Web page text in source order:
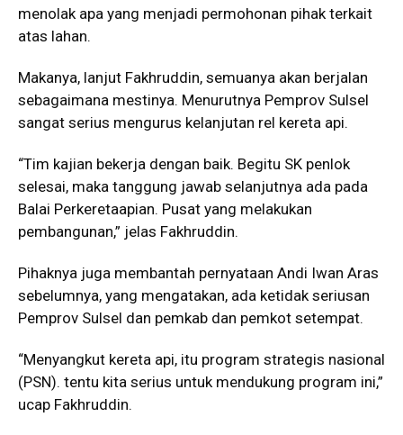
menolak apa yang menjadi permohonan pihak terkait
atas lahan.
Makanya, lanjut Fakhruddin, semuanya akan berjalan
sebagaimana mestinya. Menurutnya Pemprov Sulsel
sangat serius mengurus kelanjutan rel kereta api.
“Tim kajian bekerja dengan baik. Begitu SK penlok
selesai, maka tanggung jawab selanjutnya ada pada
Balai Perkeretaapian. Pusat yang melakukan
pembangunan,” jelas Fakhruddin.
Pihaknya juga membantah pernyataan Andi Iwan Aras
sebelumnya, yang mengatakan, ada ketidak seriusan
Pemprov Sulsel dan pemkab dan pemkot setempat.
“Menyangkut kereta api, itu program strategis nasional
(PSN). tentu kita serius untuk mendukung program ini,”
ucap Fakhruddin.